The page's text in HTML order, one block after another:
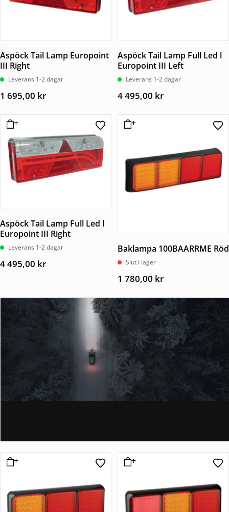
Aspöck Tail Lamp Europoint
III Right
Leverans 1-2 dagar
1 695,00 kr
Aspöck Tail Lamp Full Led l
Europoint III Left
Leverans 1-2 dagar
4 495,00 kr
Aspöck Tail Lamp Full Led l
Europoint III Right
Leverans 1-2 dagar
4 495,00 kr
Baklampa 100BAARRME Röd
Slut i lager
1 780,00 kr